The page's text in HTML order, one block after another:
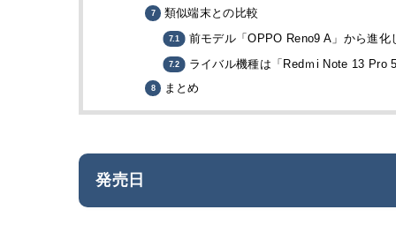
類似端末との比較
前モデル「OPPO Reno9 A」から進
ライバル機種は「Redｍi Note 13 Pro
まとめ
発売日